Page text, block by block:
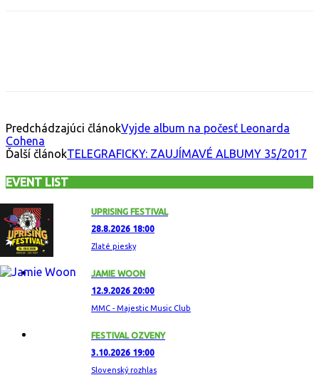
Predchádzajúci článokVyjde album na počesť Leonarda
Cohena
Ďalší článokTELEGRAFICKY: ZAUJÍMAVÉ ALBUMY 35/2017
EVENT LIST
UPRISING FESTIVAL
28.8.2026 18:00
Zlaté piesky
JAMIE WOON
12.9.2026 20:00
MMC - Majestic Music Club
FESTIVAL OZVENY
3.10.2026 19:00
Slovenský rozhlas